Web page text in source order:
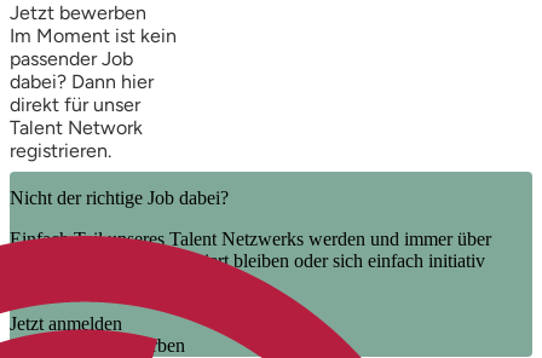
Jetzt bewerben
Im Moment ist kein
passender Job
dabei? Dann hier
direkt für unser
Talent Network
registrieren.
Nicht der richtige Job dabei?
Einfach Teil unseres Talent Netzwerks werden und immer über
unsere neuen Jobs informiert bleiben oder sich einfach initiativ
Jetzt anmelden
Jetzt initiativ bewerben